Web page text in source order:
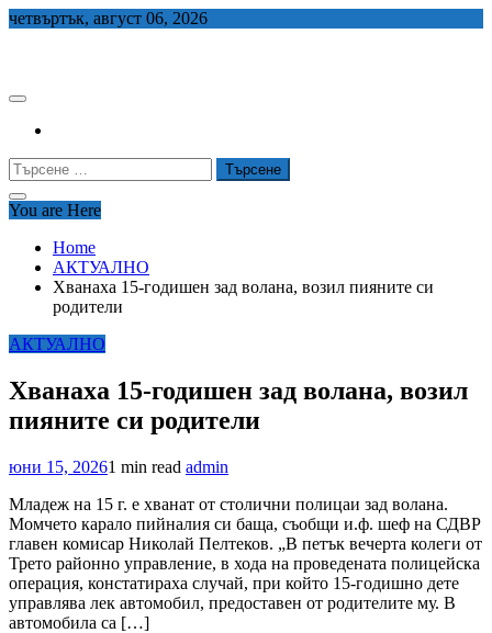
Skip
четвъртък, август 06, 2026
Търсене
за:
You are Here
Home
АКТУАЛНО
Хванаха 15-годишен зад волана, возил пияните си
родители
АКТУАЛНО
Хванаха 15-годишен зад волана, возил
пияните си родители
юни 15, 20261 min read admin
Младеж на 15 г. е хванат от столични полицаи зад волана.
Момчето карало пийналия си баща, съобщи и.ф. шеф на СДВР
главен комисар Николай Пелтеков. „В петък вечерта колеги от
Трето районно управление, в хода на проведената полицейска
операция, констатираха случай, при който 15-годишно дете
управлява лек автомобил, предоставен от родителите му. В
автомобила са […]